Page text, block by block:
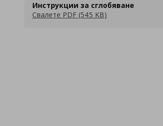
Инструкции за сглобяване
Свалете PDF (545 KB)